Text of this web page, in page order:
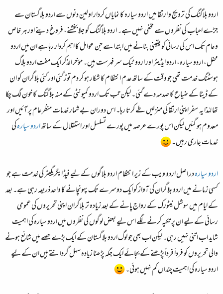
اردو بلاگنگ کی ترویج و ارتقا میں اردو سیارہ کا نمایاں کردار اولین دنوں سے اردو بلاگستان سے
جڑے احباب کی نظروں سے مخفی نہیں ہے۔ اردو بلاگنگ کو جلا بخشنے، فروغ دینے اور ہر خاص
و عام تک اس کی رسائی کو یقینی بنانے میں ابتدا سے جن عوامل کا اہم کردار رہا ہے ان میں اردو
محفل، اردو سیارہ، اردو ایڈیٹر اور اردو ٹیک سر فہرست ہیں۔ مؤخر الذکر ایک مفت اردو بلاگ
ہوسٹنگ خدمت تھی جو وقت کے ساتھ عدم انتظام کا شکار ہو کر دم توڑ گئی اور کئی بلاگران کو ان
کے ڈیٹا کے ضیاع کا صدمہ دے گئی۔ لیکن تب تک اردو کمیونٹی کے منہ بلاگنگ کا خون لگ چکا
تھا لہٰذا یہ سفر اپنی ارتقا کی منزلیں طے کرتا رہا۔ اس دوران بے شمار خدمات منظر عام پر آئیں اور
معدوم ہو گئیں لیکن اس پورے عرصہ میں پورے تسلسل اور استقلال کے ساتھاردو سیارہکی
خدمات جاری رہیں۔
اردو سیارہدر اصل اردو ویب کے زیر انتظام اردو بلاگوں کے لیے فیڈ ایگریگیٹر کی خدمت ہے جو
کسی زمانے میں اردو بلاگران کی آواز کو ایک دوسرے تک پہونچانے کا واحد ذریعہ رہی ہے۔ بعد
کے ایام میں سوشل نیٹورک کے رواج پانے کے بعد زیادہ تر بلاگران اپنی تحریروں کی عمومی
رسائی کے لیے ان پر تکیہ کرنے لگے اس لیے بعض لوگوں کی نظروں میں اردو سیارہ کی اہمیت
شاید اب اتنی نہیں رہی۔ لیکن اب بھی جو لوگ اردو بلاگستان کے ایک بڑے حصے میں شائع ہونے
والی تحریروں کو فرداً فرداً پڑھنے کے بجائے ایک جگہ پڑھنا زیادہ سہل گردانتے ہیں ان کے لیے
اردو سیارہ کی اہمیت چنداں کم نہیں ہوئی۔